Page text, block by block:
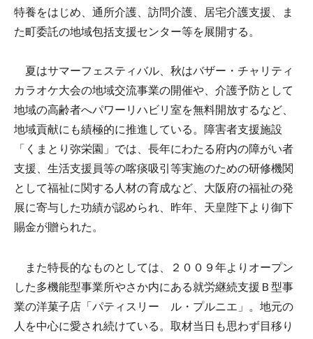
特養をはじめ、通所介護、訪問介護、居宅介護支援、ま
た町委託の地域包括支援センター等を展開する。
夏はサマーフェスティバル、秋はバザー・チャリティ
カラオケ大会の地域交流事業の開催や、介護予防として
地域の高齢者へパワーリハビリ室を無料開放するなど、
地域貢献にも績極的に推進している。障害者支援施設
「くまとり弥栄園」では、長年にわたる府内の障がい者
支援、生活支援員等の喀痰吸引等実施のための研修機関
として福祉に関する人材の育成など、大阪府の福祉の発
展に寄与した功績が認められ、昨年、天皇陛下より御下
賜金が贈られた。
また特長的なものとしては、２００９年よりオープン
した多機能型事業所やさか内にある就労継続支援Ｂ型事
業の洋菓子店「パティスリー ル・プルニエ」。地元の
人を中心に愛され続けている。取材当日も思わず目移り